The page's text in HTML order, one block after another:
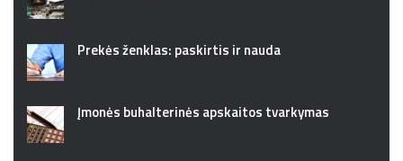
Prekės ženklas: paskirtis ir nauda
Įmonės buhalterinės apskaitos tvarkymas